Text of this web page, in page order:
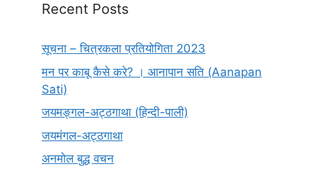
Recent Posts
सूचना – चित्रकला प्रतियोगिता 2023
मन पर काबू कैसे करे? । आनापान सति (Aanapan
Sati)
जयमङ्गल-अट्ठगाथा (हिन्दी-पाली)
जयमंगल-अट्ठगाथा
अनमोल बुद्ध वचन